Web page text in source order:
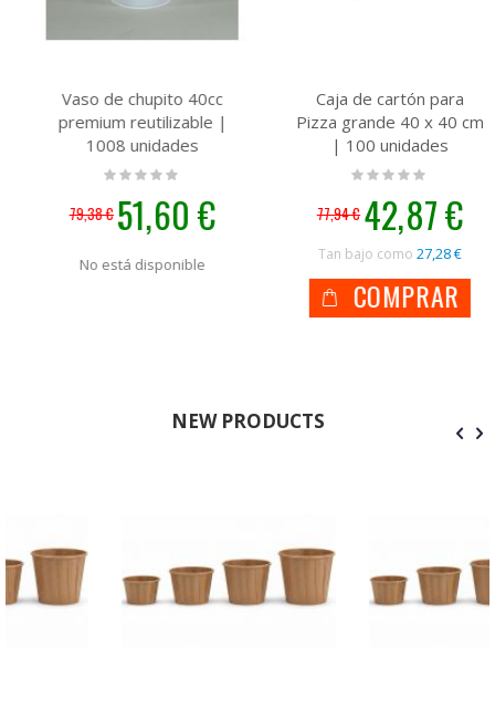
Vaso de chupito 40cc
premium reutilizable |
1008 unidades
Rating:
79,38 €
Precio
especial
51,60 €
No está disponible
Caja de cartón para
Pizza grande 40 x 40 cm
| 100 unidades
Rating:
77,94 €
Precio
especial
42,87 €
Tan bajo como27,28 €
COMPRAR
NEW PRODUCTS